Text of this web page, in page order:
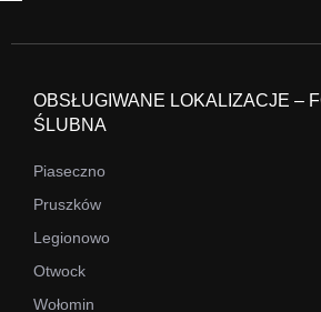
OBSŁUGIWANE LOKALIZACJE –
ŚLUBNA
Piaseczno
Pruszków
Legionowo
Otwock
Wołomin